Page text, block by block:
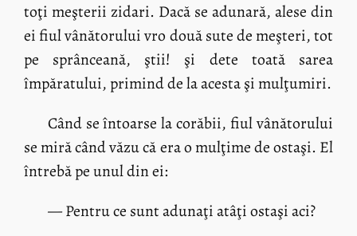
toţi meşterii zidari. Dacă se adunară, alese din
ei fiul vânătorului vro două sute de meşteri, tot
pe sprânceană, ştii! şi dete toată sarea
împăratului, primind de la acesta şi mulţumiri.
Când se întoarse la corăbii, fiul vânătorului
se miră când văzu că era o mulţime de ostaşi. El
întrebă pe unul din ei:
— Pentru ce sunt adunaţi atâţi ostaşi aci?